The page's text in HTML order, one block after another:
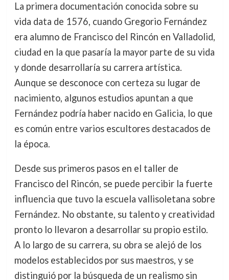
La primera documentación conocida sobre su
vida data de 1576, cuando Gregorio Fernández
era alumno de Francisco del Rincón en Valladolid,
ciudad en la que pasaría la mayor parte de su vida
y donde desarrollaría su carrera artística.
Aunque se desconoce con certeza su lugar de
nacimiento, algunos estudios apuntan a que
Fernández podría haber nacido en Galicia, lo que
es común entre varios escultores destacados de
la época.
Desde sus primeros pasos en el taller de
Francisco del Rincón, se puede percibir la fuerte
influencia que tuvo la escuela vallisoletana sobre
Fernández. No obstante, su talento y creatividad
pronto lo llevaron a desarrollar su propio estilo.
A lo largo de su carrera, su obra se alejó de los
modelos establecidos por sus maestros, y se
distinguió por la búsqueda de un realismo sin